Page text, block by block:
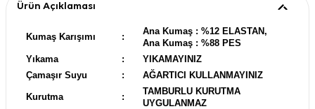
Ürün Açıklaması
Kumaş Karışımı :
Ana Kumaş : %12 ELASTAN,
Ana Kumaş : %88 PES
Yıkama
:
YIKAMAYINIZ
Çamaşır Suyu
: AĞARTICI KULLANMAYINIZ
Kurutma :
TAMBURLU KURUTMA
UYGULANMAZ